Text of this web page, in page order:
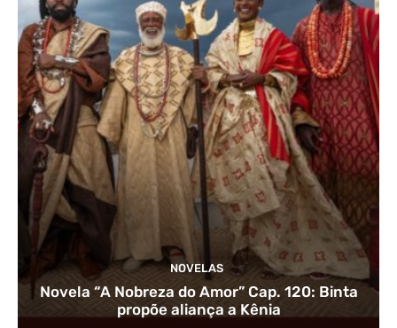
NOVELAS
Novela “A Nobreza do Amor” Cap. 120: Binta
propõe aliança a Kênia